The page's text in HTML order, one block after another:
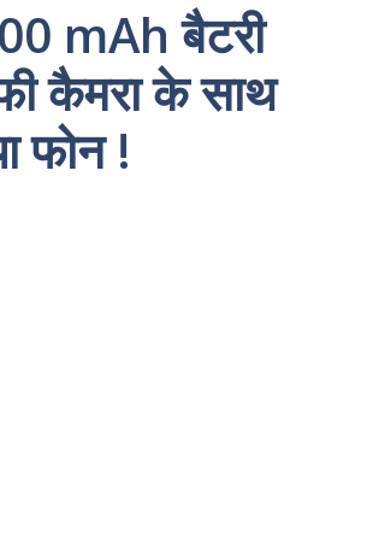
mAh बैटरी
कैमरा के साथ
फोन !